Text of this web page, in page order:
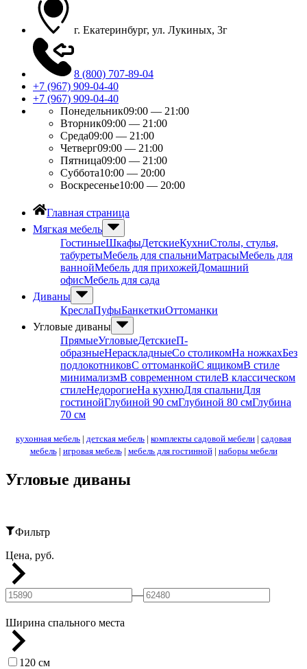
г. Екатеринбург, ул. Лукиных, 3г
8 (800) 707-89-04
+7 (967) 909-04-40
+7 (967) 909-04-40
Понедельник09:00 — 21:00
Вторник09:00 — 21:00
Среда09:00 — 21:00
Четверг09:00 — 21:00
Пятница09:00 — 21:00
Суббота10:00 — 20:00
Воскресенье10:00 — 20:00
Главная страница
Мягкая мебель
ГостиныеШкафыДетскиеКухниСтолы, стулья,
табуретыМебель для спальниМатрасыМебель для
ваннойМебель для прихожейДомашний
офисМебель для сада
Диваны
КреслаПуфыБанкеткиОттоманки
Угловые диваны
ПрямыеУгловыеДетскиеП-
образныеНераскладныеСо столикомНа ножкахБез
подлокотниковС оттоманкойС ящикомВ стиле
минимализмВ современном стилеВ классическом
стилеНедорогиеНа кухнюДля спальниДля
гостинойГлубиной 90 смГлубиной 80 смГлубина
70 см
кухонная мебель | детская мебель | комплекты садовой мебели | садовая
мебель| игровая мебель| мебель для гостинной| наборы мебели
Угловые диваны
Фильтр
Цена, руб.
—
Ширина спального места
120 см